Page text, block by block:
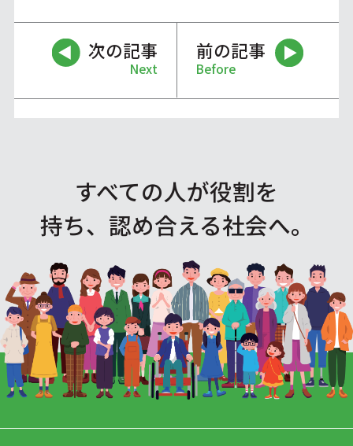
次の記事
Next
前の記事
Before
すべての人が役割を
持ち、認め合える社会へ。